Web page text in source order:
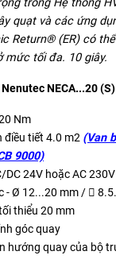
trong Hệ thống
quạt và các ứng
Return® (ER) có
mức tối đa. 10 giây.
NECA...20 (S)
Nm
điều tiết 4.0 m2 (Van
9000)
DC 24V hoặc AC 230V
- Ø 12...20 mm / 
thiểu 20 mm
góc quay
hướng quay của bộ